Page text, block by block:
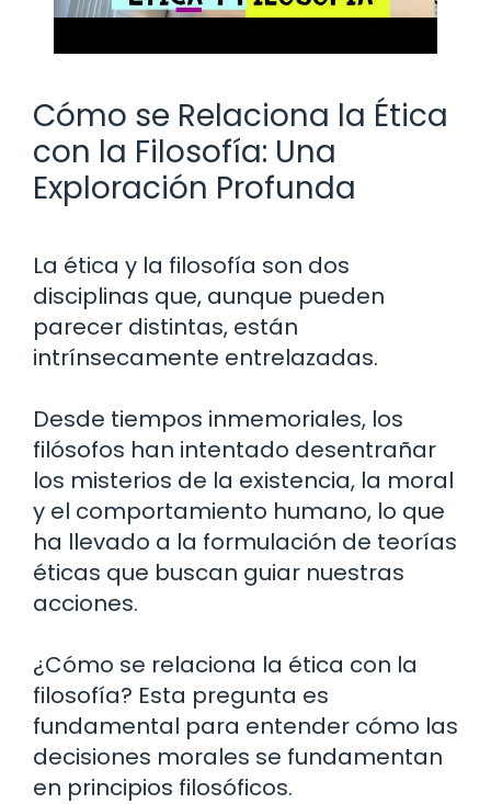
Cómo se Relaciona la Ética
con la Filosofía: Una
Exploración Profunda
La ética y la filosofía son dos
disciplinas que, aunque pueden
parecer distintas, están
intrínsecamente entrelazadas.
Desde tiempos inmemoriales, los
filósofos han intentado desentrañar
los misterios de la existencia, la moral
y el comportamiento humano, lo que
ha llevado a la formulación de teorías
éticas que buscan guiar nuestras
acciones.
¿Cómo se relaciona la ética con la
filosofía? Esta pregunta es
fundamental para entender cómo las
decisiones morales se fundamentan
en principios filosóficos.